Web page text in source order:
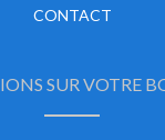
CONTACT
SUR VOTRE